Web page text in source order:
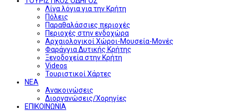
Λίγα λόγια για την Κρήτη
Πόλεις
Παραθαλάσσιες περιοχές
Περιοχές στην ενδοχώρα
Αρχαιολογικοί Χώροι-Μουσεία-Μονές
Φαράγγια Δυτικής Κρήτης
Ξενοδοχεία στην Κρήτη
Videos
Τουριστικοί Χάρτες
ΝΕΑ
Ανακοινώσεις
Διοργανώσεις/Χορηγίες
ΕΠΙΚΟΙΝΩΝΙΑ